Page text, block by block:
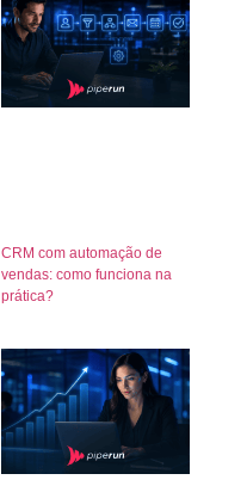
CRM com automação de
vendas: como funciona na
prática?